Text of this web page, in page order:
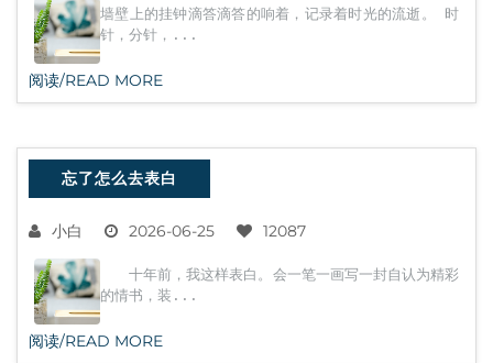
墙壁上的挂钟滴答滴答的响着，记录着时光的流逝。 时
针，分针，...
阅读/READ MORE
忘了怎么去表白
小白 2026-06-25 12087
十年前，我这样表白。会一笔一画写一封自认为精彩
的情书，装...
阅读/READ MORE